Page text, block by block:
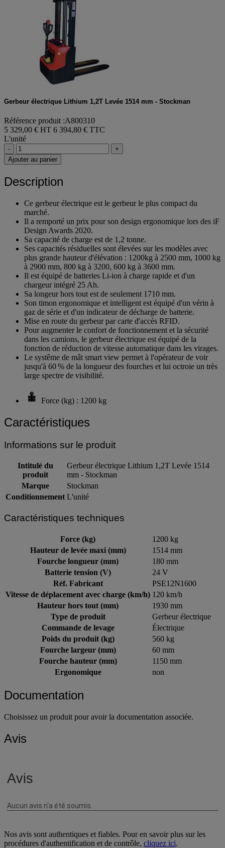
Gerbeur électrique Lithium 1,2T Levée 1514 mm - Stockman
Référence produit :A800310
5 329,00 € HT 6 394,80 € TTC
L'unité
-
+
Ajouter au panier
Description
Ce gerbeur électrique est le gerbeur le plus compact du
marché.
Il a remporté un prix pour son design ergonomique lors des iF
Design Awards 2020.
Sa capacité de charge est de 1,2 tonne.
Ses capacités résiduelles sont élevées sur les modèles avec
plus grande hauteur d'élévation : 1200kg à 2500 mm, 1000 kg
à 2900 mm, 800 kg à 3200, 600 kg à 3600 mm.
Il est équipé de batteries Li-ion à charge rapide et d'un
chargeur intégré 25 Ah.
Sa longeur hors tout est de seulement 1710 mm.
Son timon ergonomique et intelligent est équipé d'un vérin à
gaz de série et d'un indicateur de décharge de batterie.
Mise en route du gerbeur par carte d'accès RFID.
Pour augmenter le confort de fonctionnement et la sécurité
dans les camions, le gerbeur électrique est équipé de la
fonction de réduction de vitesse automatique dans les virages.
Le systême de mât smart view permet à l'opérateur de voir
jusqu'à 60 % de la longueur des fourches et lui octroie un très
large spectre de visibilité.
Force (kg) : 1200 kg
Caractéristiques
Informations sur le produit
Intitulé du
produit
Gerbeur électrique Lithium 1,2T Levée 1514
mm - Stockman
Marque
Stockman
Conditionnement L'unité
Caractéristiques techniques
Force (kg)
1200 kg
Hauteur de levée maxi (mm)
1514 mm
Fourche longueur (mm)
180 mm
Batterie tension (V)
24 V
Réf. Fabricant
PSE12N1600
Vitesse de déplacement avec charge (km/h) 120 km/h
Hauteur hors tout (mm)
1930 mm
Type de produit
Gerbeur électrique
Commande de levage
Électrique
Poids du produit (kg)
560 kg
Fourche largeur (mm)
60 mm
Fourche hauteur (mm)
1150 mm
Ergonomique
non
Documentation
Choisissez un produit pour avoir la documentation associée.
Avis
Nos avis sont authentiques et fiables. Pour en savoir plus sur les
procédures d'authentification et de contrôle, cliquez ici.